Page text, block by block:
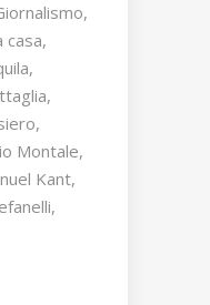
casa
Montale
Kant